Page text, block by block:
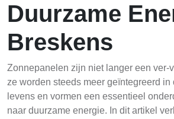
Duurzame
Breskens
Zonnepanelen zijn niet langer een ver-
ze worden steeds meer geïntegreerd
levens en vormen een essentieel
naar duurzame energie. In dit artikel